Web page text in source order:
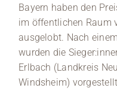
Bayern haben den
im öffentlichen Raum
ausgelobt. Nach
wurden die
Erlbach (Landkreis
Windsheim)